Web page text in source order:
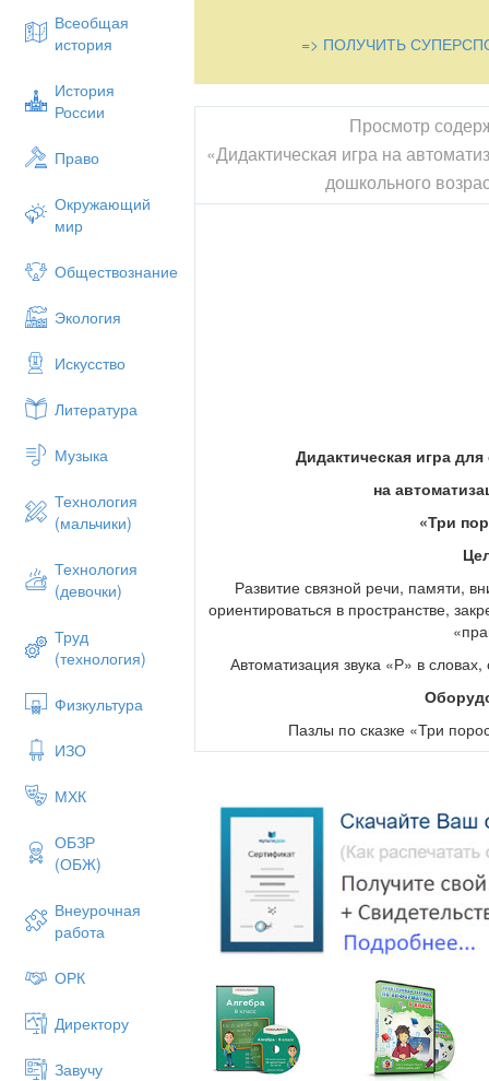
Всеобщая
история
История
России
Право
Окружающий
мир
Обществознание
Экология
Искусство
Литература
Музыка
Технология
(мальчики)
Технология
(девочки)
Труд
(технология)
Физкультура
ИЗО
МХК
ОБЗР
(ОБЖ)
Внеурочная
работа
ОРК
Директору
Завучу
=> ПОЛУЧИТЬ
Просмотр
«Дидактическая игра на
дошкольного
Дидактическая игра
на
«Три
Развитие связной речи, памяти,
ориентироваться в пространстве,
Автоматизация звука «Р» в словах,
Пазлы по сказке «Три
Логопед предлагает ребенку
пазлу. Пазлы разного цвета и
образом: